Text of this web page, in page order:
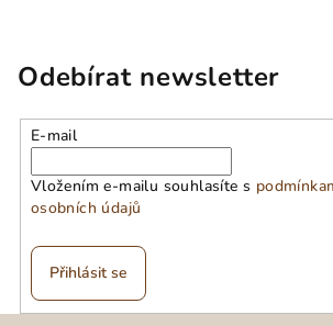
Odebírat newsletter
E-mail
Vložením e-mailu souhlasíte s
osobních údajů
Přihlásit se